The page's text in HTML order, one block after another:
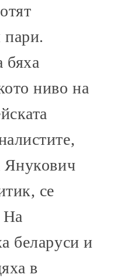
бяха
ниво на
Янукович
се
На
беларуси и
в